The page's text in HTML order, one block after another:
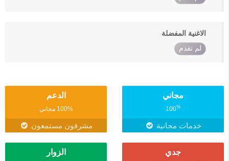
الاغنية المفضلة
لم تقدم
مجاني
100%
خدمات مجانية
الدعم
100% مجاني
مشرفون مستمعون
جدي الزوار